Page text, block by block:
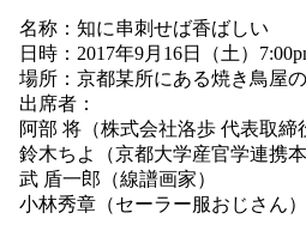
名称：知に串刺せば香ばしい
日時：2017年9月16日（土）
場所：京都某所にある焼き鳥屋
出席者：
阿部 将（株式会社洛歩 代表取締
鈴木ちよ（京都大学産官学連携本
武 盾一郎（線譜画家）
小林秀章（セーラー服おじさん）